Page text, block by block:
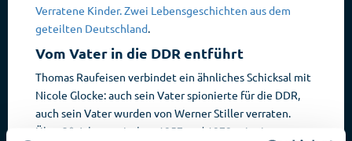
Verratene Kinder. Zwei Lebensgeschichten aus dem
geteilten Deutschland.
Vom Vater in die DDR entführt
Thomas Raufeisen verbindet ein ähnliches Schicksal mit
Nicole Glocke: auch sein Vater spionierte für die DDR,
auch sein Vater wurden von Werner Stiller verraten.
Über 20 Jahre, zwischen 1957 und 1979 spionierte